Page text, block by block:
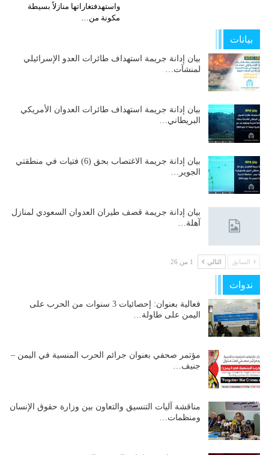
واستهدفتغاراتها منازلاً بسيطة
مكونة من…
بيانات
بيان إدانة جريمة استهداف طائرات العدو الإسرائيلي
لمنشآت…
بيان إدانة جريمة استهداف طائرات العدوان الأمريكي
البريطاني…
بيان إدانة جريمة الاغتصاب بحق (6) فتيات في منطقتي
الجوير…
بيان إدانة جريمة قصف طيران العدوان السعودي لمنازل
آهلة…
السابق التالي 1 من 26
ندوات
فعالية بعنوان: إحصائيات 3 سنوات من الحرب على
اليمن على طاولة…
مؤتمر صحفي بعنوان جرائم الحرب المنسية في اليمن –
جنيف…
مناقشة آليات التنسيق والتعاون بين وزارة حقوق الإنسان
ومنظمات…